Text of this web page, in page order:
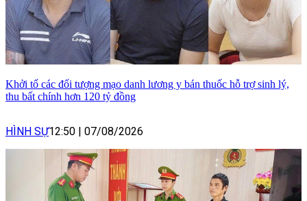
Khởi tố các đối tượng mạo danh lương y bán thuốc hỗ trợ sinh lý,
thu bất chính hơn 120 tỷ đồng
HÌNH SỰ12:50 | 07/08/2026